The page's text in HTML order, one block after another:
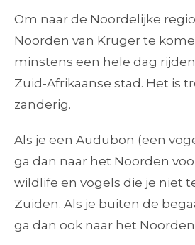
Om naar de Noordelijke
Noorden van Kruger te
minstens een hele dag
Zuid-Afrikaanse stad. Het is
zanderig.
Als je een Audubon (een
ga dan naar het Noorden
wildlife en vogels die je niet
Zuiden. Als je buiten de
ga dan ook naar het